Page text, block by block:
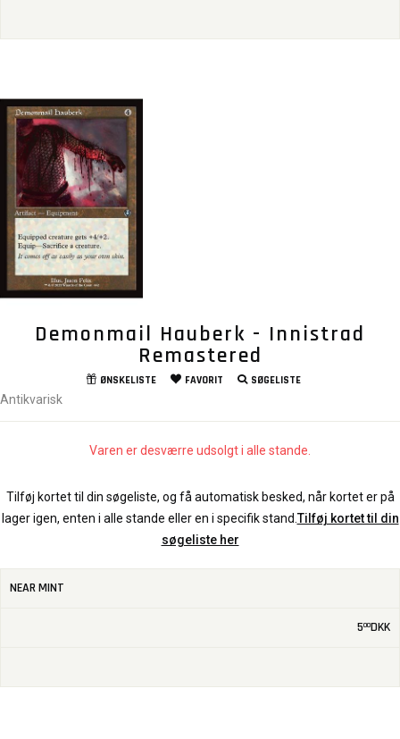
Demonmail Hauberk - Innistrad
Remastered
ØNSKELISTE FAVORIT SØGELISTE
Antikvarisk
Varen er desværre udsolgt i alle stande.
Tilføj kortet til din søgeliste, og få automatisk besked, når kortet er på
lager igen, enten i alle stande eller en i specifik stand. Tilføj kortet til din
søgeliste her
NEAR MINT
500DKK